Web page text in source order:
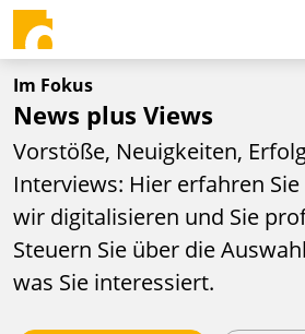
Im Fokus
News plus Views
Vorstöße, Neuigkeiten,
Interviews: Hier erfahren
wir digitalisieren und Sie
Steuern Sie über die
was Sie interessiert.